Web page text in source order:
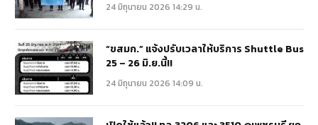
24 มิถุนายน 2026 14:29 น.
“ขสมก.” แจ้งปรับเวลาให้บริการ Shuttle Bus
25 – 26 มิ.ย.นี้!!
24 มิถุนายน 2026 14:09 น.